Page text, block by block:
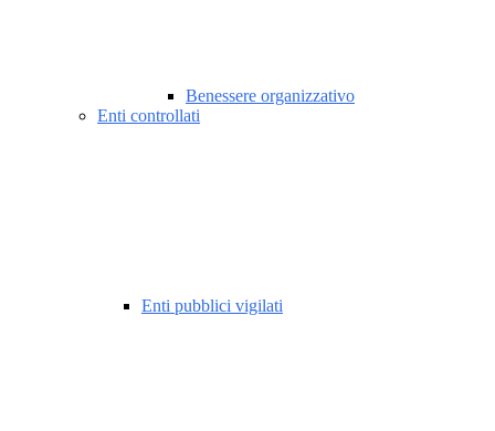
Benessere organizzativo
Enti controllati
Enti pubblici vigilati